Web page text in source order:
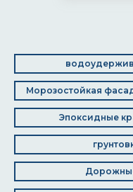
Морозостойкая
Эпоксидные